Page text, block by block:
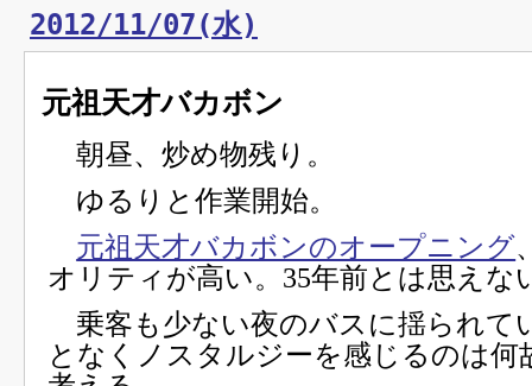
2012/11/07(水)
元祖天才バカボン
朝昼、炒め物残り。
ゆるりと作業開始。
元祖天才バカボンのオープニング
オリティが高い。35年前とは思えな
乗客も少ない夜のバスに揺られて
となくノスタルジーを感じるのは何